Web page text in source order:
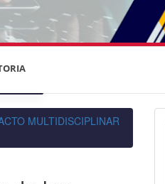
MULTIDISCIPLINAR